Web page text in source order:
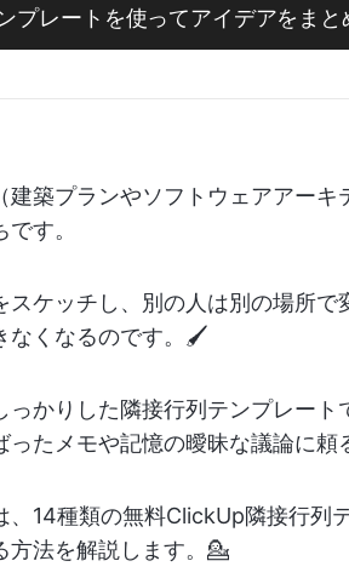
プレートを使ってアイデアをまと
建築プランやソフトウェアアー
す。
スケッチし、別の人は別の場所
なくなるのです。🖌️
っかりした隣接行列テンプレー
たメモや記憶の曖昧な議論に頼
、14種類の無料ClickUp隣接行列
方法を解説します。💁